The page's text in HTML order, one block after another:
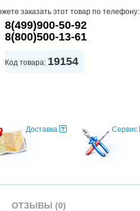
заказать этот товар по телефону:
8(499)900-50-92
8(800)500-13-61
Код товара: 19154
Доставка Сервис
ОТЗЫВЫ (0)